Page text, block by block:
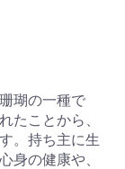
瑚の一種で
たことから、
。持ち主に生
身の健康や、